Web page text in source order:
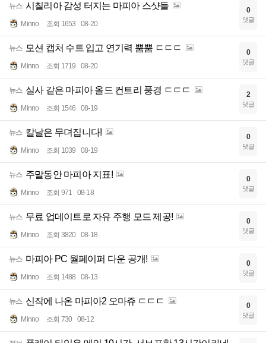
뉴스 시칠리아 감성 터지는 마피아 스샷들
Minno 조회 1653 08-20
0
댓글
뉴스 모션 캡처 수트 입고 연기력 뿜뿜 ㄷㄷㄷ
Minno 조회 1719 08-20
0
댓글
뉴스 실사 같은 마피아 올드 컨트리 풍경 ㄷㄷㄷ
Minno 조회 1546 08-19
2
댓글
뉴스 칼날은 무뎌집니다!
Minno 조회 1039 08-19
0
댓글
뉴스 주말동안 마피아 지표!
Minno 조회 971 08-18
0
댓글
뉴스 무료 업데이트로 자유 주행 모드 제공!
Minno 조회 3820 08-18
0
댓글
뉴스 마피아 PC 월페이퍼 다운 공개!
Minno 조회 1488 08-13
0
댓글
뉴스 신작에 나온 마피아2 오마쥬 ㄷㄷㄷ
Minno 조회 730 08-12
0
댓글